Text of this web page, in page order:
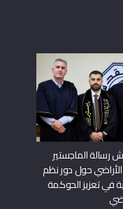
رسالة الماجستير
الأراضي حول دور نظم
في تعزيز الحوكمة